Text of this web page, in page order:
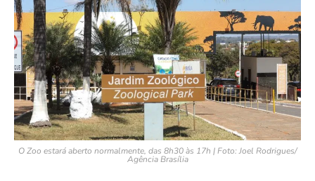
O Zoo estará aberto normalmente, das 8h30 às 17h | Foto: Joel Rodrigues/
Agência Brasília